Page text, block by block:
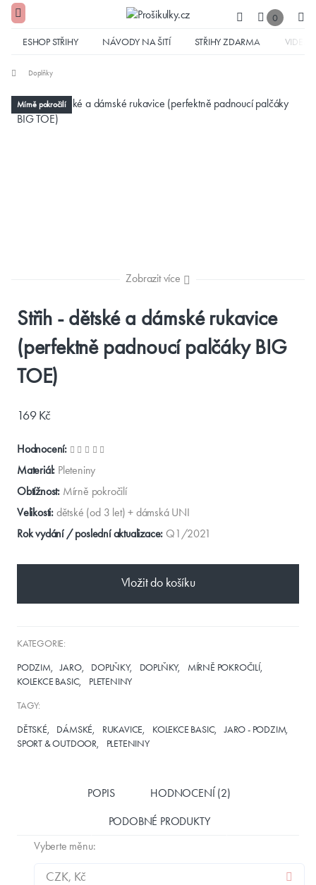
0
ESHOP STŘIHY NÁVODY NA ŠITÍ STŘIHY ZDARMA VIDEA
Doplňky
Zobrazit více
Mírně pokročilí
Střih - dětské a dámské rukavice
(perfektně padnoucí palčáky BIG
TOE)
169 Kč
Hodnocení:
Materiál: Pleteniny
Obtížnost: Mírně pokročilí
Velikosti: dětské (od 3 let) + dámská UNI
Rok vydání / poslední aktualizace: Q1/2021
Vložit do košíku
KATEGORIE:
PODZIM JARO DOPLŇKY DOPLŇKY
MÍRNĚ POKROČILÍ
KOLEKCE BASIC
PLETENINY
TAGY:
DĚTSKÉ DÁMSKÉ RUKAVICE KOLEKCE BASIC
JARO - PODZIM
SPORT & OUTDOOR
PLETENINY
POPIS HODNOCENÍ (2)
PODOBNÉ PRODUKTY
Vyberte měnu: